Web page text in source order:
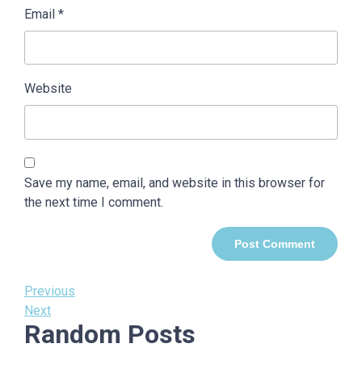
Email *
Website
Save my name, email, and website in this browser for
the next time I comment.
Post
navigation
Previous
Post
Previous
Next
Post
Next
Random Posts